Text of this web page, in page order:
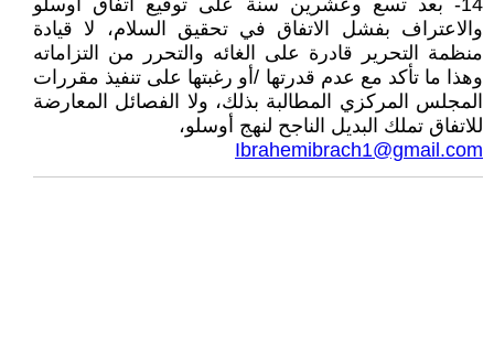
14- بعد تسع وعشرين سنة على توقيع اتفاق أوسلو
والاعتراف بفشل الاتفاق في تحقيق السلام، لا قيادة
منظمة التحرير قادرة على الغائه والتحرر من التزاماته
وهذا ما تأكد مع عدم قدرتها /أو رغبتها على تنفيذ مقررات
المجلس المركزي المطالبة بذلك، ولا الفصائل المعارضة
للاتفاق تملك البديل الناجح لنهج أوسلو،
Ibrahemibrach1@gmail.com